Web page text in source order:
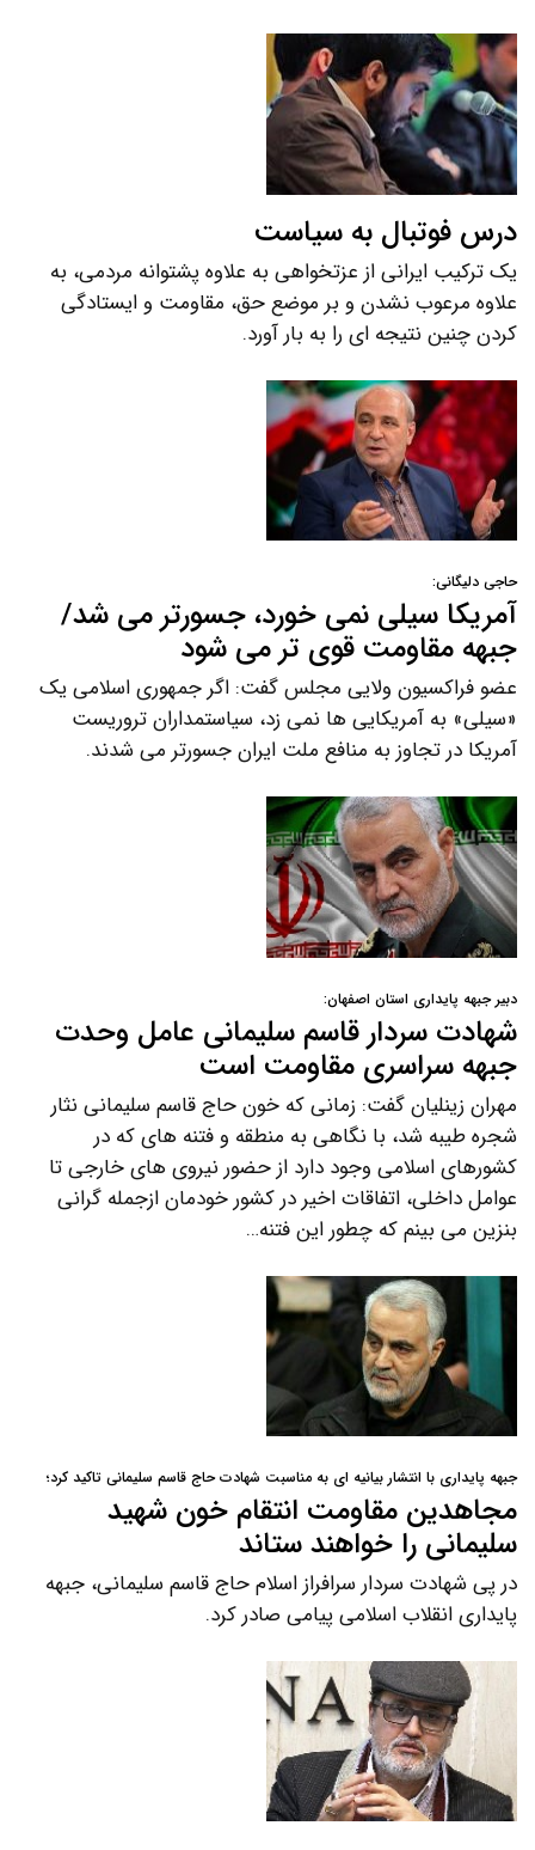
درس فوتبال به سیاست
یک ترکیب ایرانی از عزتخواهی به علاوه پشتوانه مردمی، به
علاوه مرعوب نشدن و بر موضع حق، مقاومت و ایستادگی
کردن چنین نتیجه ای را به بار آورد.
حاجی دلیگانی:
آمریکا سیلی نمی خورد، جسورتر می شد/
جبهه مقاومت قوی تر می شود
عضو فراکسیون ولایی مجلس گفت: اگر جمهوری اسلامی یک
«سیلی» به آمریکایی ها نمی زد، سیاستمداران تروریست
آمریکا در تجاوز به منافع ملت ایران جسورتر می شدند.
دبیر جبهه پایداری استان اصفهان:
شهادت سردار قاسم سلیمانی عامل وحدت
جبهه سراسری مقاومت است
مهران زینلیان گفت: زمانی که خون حاج قاسم سلیمانی نثار
شجره طیبه شد، با نگاهی به منطقه و فتنه های که در
کشورهای اسلامی وجود دارد از حضور نیروی های خارجی تا
عوامل داخلی، اتفاقات اخیر در کشور خودمان ازجمله گرانی
بنزین می بینم که چطور این فتنه…
جبهه پایداری با انتشار بیانیه ای به مناسبت شهادت حاج قاسم سلیمانی تاکید کرد؛
مجاهدین مقاومت انتقام خون شهید
سلیمانی را خواهند ستاند
در پی شهادت سردار سرافراز اسلام حاج قاسم سلیمانی، جبهه
پایداری انقلاب اسلامی پیامی صادر کرد.